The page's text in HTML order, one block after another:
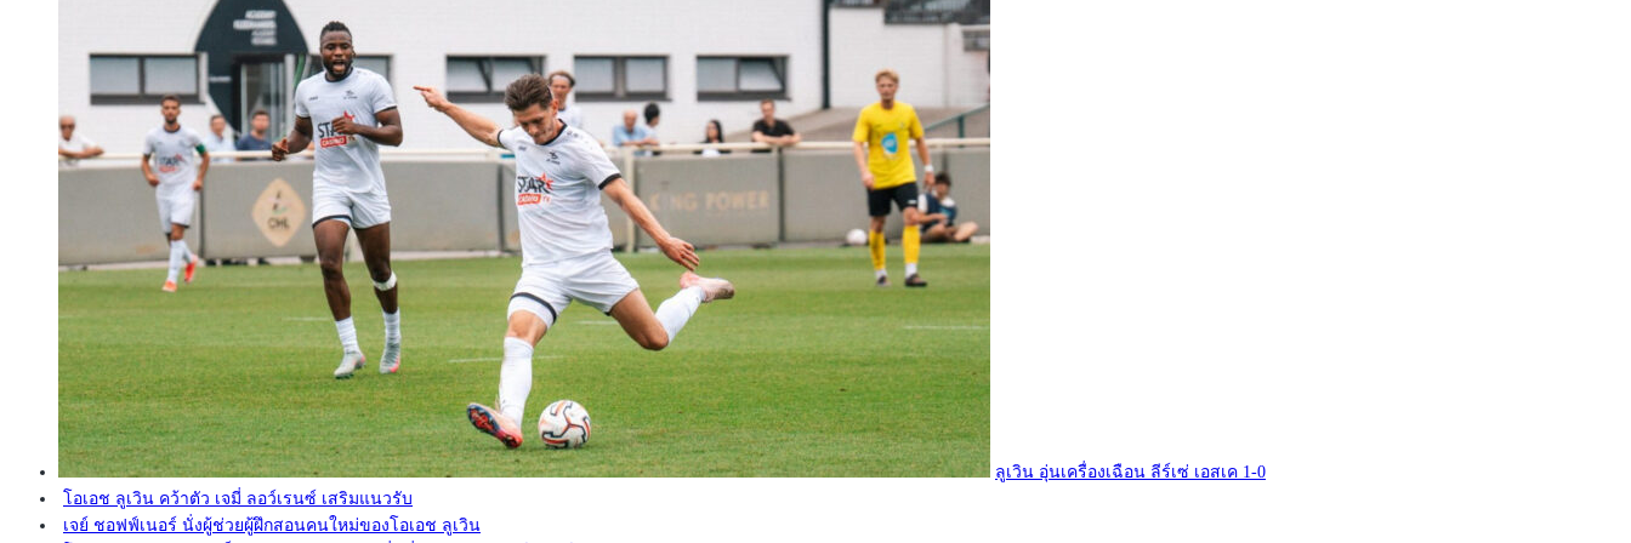
ลูเวิน อุ่นเครื่องเฉือน ลีร์เซ่ เอสเค 1-0
โอเอช ลูเวิน คว้าตัว เจมี่ ลอว์เรนซ์ เสริมแนวรับ
เจย์ ชอฟฟ์เนอร์ นั่งผู้ช่วยผู้ฝึกสอนคนใหม่ของโอเอช ลูเวิน